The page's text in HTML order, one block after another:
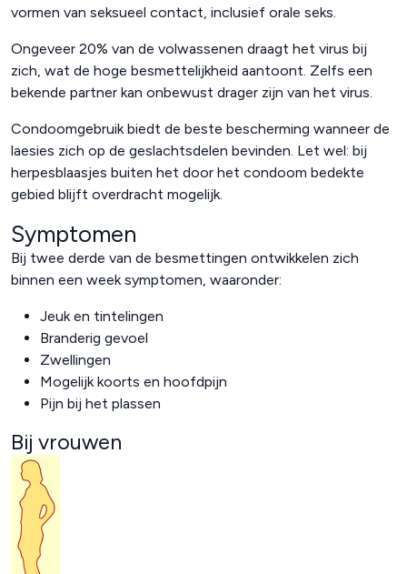
vormen van seksueel contact, inclusief orale seks.
Ongeveer 20% van de volwassenen draagt het virus bij
zich, wat de hoge besmettelijkheid aantoont. Zelfs een
bekende partner kan onbewust drager zijn van het virus.
Condoomgebruik biedt de beste bescherming wanneer de
laesies zich op de geslachtsdelen bevinden. Let wel: bij
herpesblaasjes buiten het door het condoom bedekte
gebied blijft overdracht mogelijk.
Symptomen
Bij twee derde van de besmettingen ontwikkelen zich
binnen een week symptomen, waaronder:
Jeuk en tintelingen
Branderig gevoel
Zwellingen
Mogelijk koorts en hoofdpijn
Pijn bij het plassen
Bij vrouwen